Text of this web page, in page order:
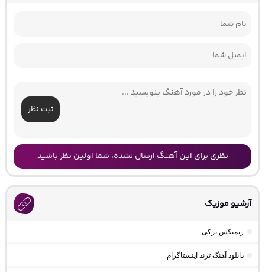
ثبت نظر
نظری برای این آهنگ ارسال نشده، شما اولین نظر باشید
آرشیو موزیک
ریمیکس ترکی
دانلود آهنگ ترند اینستاگرام